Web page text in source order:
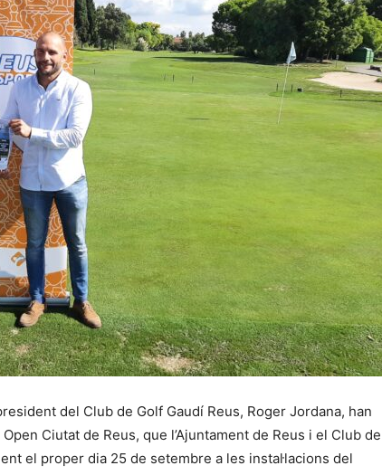
del Club de Golf Gaudí Reus, Roger Jordana, han
Ciutat de Reus, que l’Ajuntament de Reus i el Club de
el proper dia 25 de setembre a les instal·lacions del